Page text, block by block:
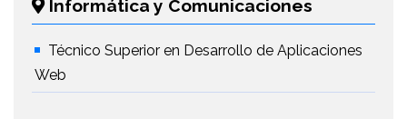
Informática y Comunicaciones
Técnico Superior en Desarrollo de Aplicaciones
Web